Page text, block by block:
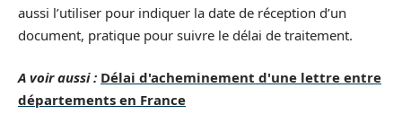
aussi l’utiliser pour indiquer la date de réception d’un
document, pratique pour suivre le délai de traitement.
A voir aussi : Délai d'acheminement d'une lettre entre
départements en France